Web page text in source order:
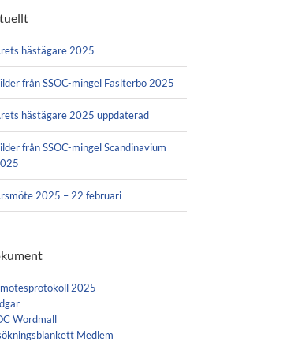
hästägare 2025
från SSOC-mingel Faslterbo 2025
hästägare 2025 uppdaterad
från SSOC-mingel Scandinavium
2025 – 22 februari
2025
Wordmall
Medlem